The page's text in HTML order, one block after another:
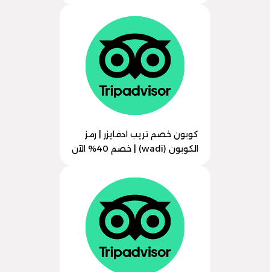
كوبون خصم تريب ادفايزر | رمز
الكوبون (wadi) | خصم 40% الآن